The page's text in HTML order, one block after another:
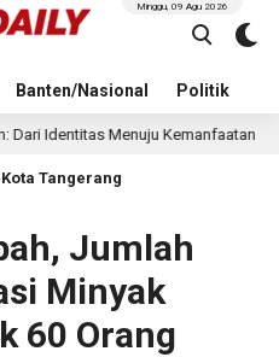
Banten/Nasional Politik
Minggu, 09 Agu 2026
Menuju Kemanfaatan 11
Kota Tangerang
Jumlah
Minyak
60 Orang